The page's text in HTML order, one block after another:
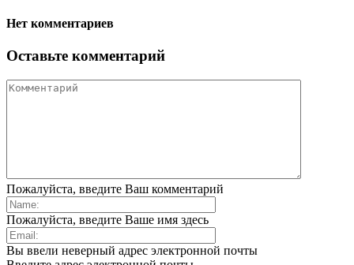
Нет комментариев
Оставьте комментарий
Пожалуйста, введите Ваш комментарий
Пожалуйста, введите Ваше имя здесь
Вы ввели неверный адрес электронной почты